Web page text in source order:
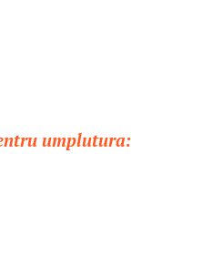
umplutura: